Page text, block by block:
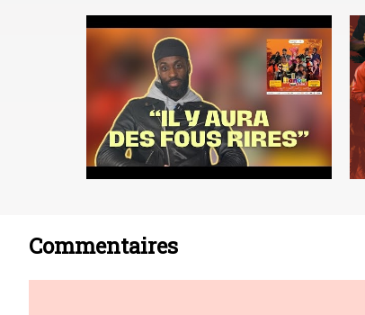
Commentaires